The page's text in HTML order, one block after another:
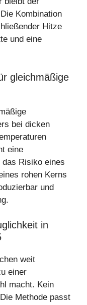
Kombination
Hitze
und eine
gleichmäßige
bei dicken
eine
das Risiko eines
rohen Kerns
und
in
weit
einer
macht. Kein
Methode passt